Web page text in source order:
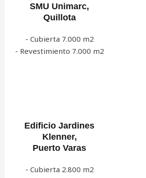
SMU Unimarc,
Quillota
- Cubierta 7.000 m2
- Revestimiento 7.000 m2
Edificio Jardines
Klenner,
Puerto Varas
- Cubierta 2.800 m2